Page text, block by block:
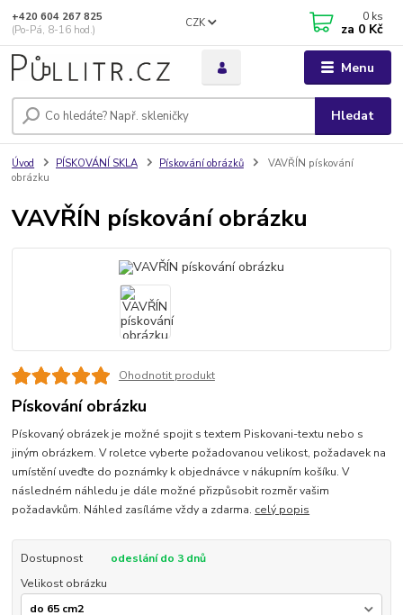
Menu
CZK
Hledat
+420 604 267 825
(Po-Pá, 8-16 hod.)
0 ks
za 0 Kč
Úvod PÍSKOVÁNÍ SKLA Pískování obrázků
VAVŘÍN pískování
obrázku
VAVŘÍN pískování obrázku
Ohodnotit produkt
Pískování obrázku
Pískovaný obrázek je možné spojit s textem Piskovani-textu nebo s
jiným obrázkem. V roletce vyberte požadovanou velikost, požadavek na
umístění uveďte do poznámky k objednávce v nákupním košíku. V
následném náhledu je dále možné přizpůsobit rozměr vašim
požadavkům. Náhled zasíláme vždy a zdarma. celý popis
Dostupnost
odeslání do 3 dnů
Velikost obrázku